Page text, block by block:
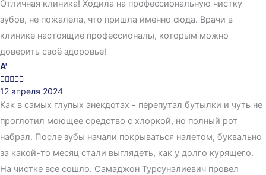
Отличная клиника! Ходила на профессиональную чистку
зубов, не пожалела, что пришла именно сюда. Врачи в
клинике настоящие профессионалы, которым можно
доверить своё здоровье!
A'

12 апреля 2024
Как в самых глупых анекдотах - перепутал бутылки и чуть не
проглотил моющее средство с хлоркой, но полный рот
набрал. После зубы начали покрываться налетом, буквально
за какой-то месяц стали выглядеть, как у долго курящего.
На чистке все сошло. Самаджон Турсуналиевич провел